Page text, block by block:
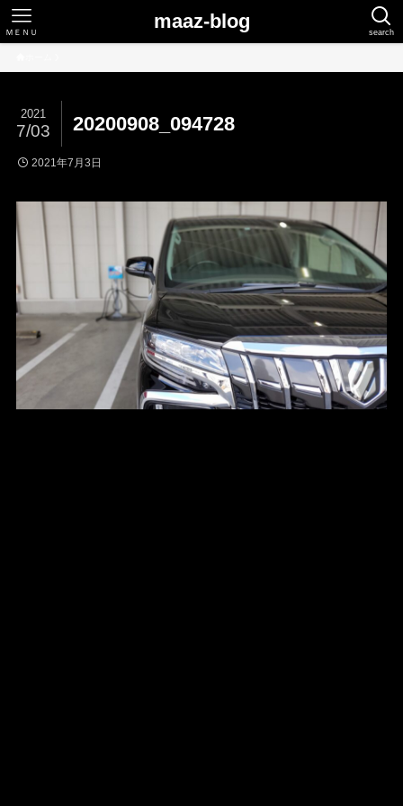
maaz-blog search
ＭＥＮＵ
20200908_094728
2021
7/03
2021年7月3日